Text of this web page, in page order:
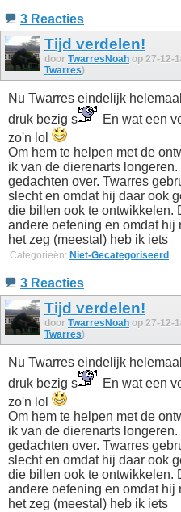
3 Reacties
Tijd verdelen!
door TwarresNoah op 27-12-
Twarres)
Nu Twarres eindelijk
druk bezig s
En wat een
zo'n lol
Om hem te helpen met de
ik van de dierenarts
gedachten over. Twarres
slecht en omdat hij daar ook
die billen ook te ontwikkelen.
andere oefening en omdat hij
het zeg (meestal) heb ik iets
Categorieën: Niet-Gecategoriseerd
3 Reacties
Tijd verdelen!
door TwarresNoah op 27-12-
Twarres)
Nu Twarres eindelijk
druk bezig s
En wat een
zo'n lol
Om hem te helpen met de
ik van de dierenarts
gedachten over. Twarres
slecht en omdat hij daar ook
die billen ook te ontwikkelen.
andere oefening en omdat hij
het zeg (meestal) heb ik iets